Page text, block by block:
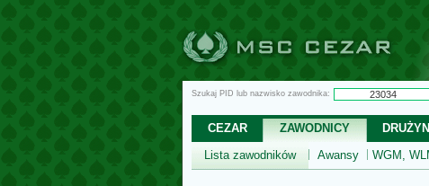
Szukaj PID lub nazwisko zawodnika:
CEZAR ZAWODNICY
Lista zawodników
Awansy WGM,